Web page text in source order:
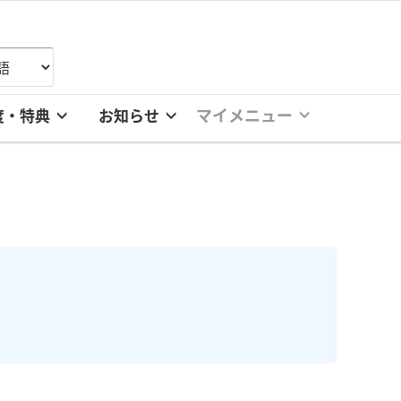
特典 お知らせ マイメニュー